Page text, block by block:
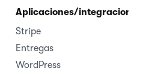
Aplicaciones/integraciones
Stripe
Entregas
WordPress